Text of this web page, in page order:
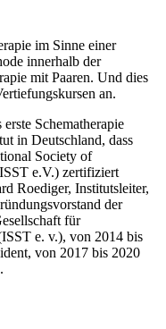
im Sinne einer
innerhalb der
mit Paaren. Und dies
an.
Schematherapie
in Deutschland, dass
Society of
e.V.) zertifiziert
Roediger, Institutsleiter,
der
für
e. v.), von 2014 bis
von 2017 bis 2020